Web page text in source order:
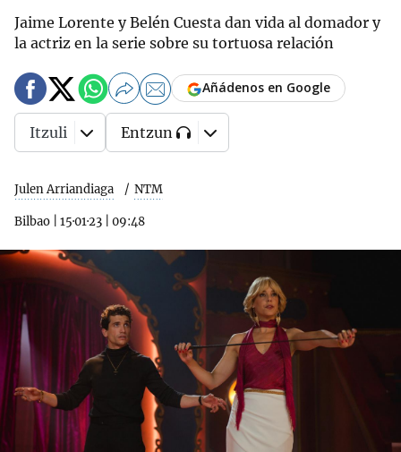
Jaime Lorente y Belén Cuesta dan vida al domador y
la actriz en la serie sobre su tortuosa relación
Julen Arriandiaga NTM
Bilbao 15·01·23 09:48
Añádenos en Google
Itzuli Entzun